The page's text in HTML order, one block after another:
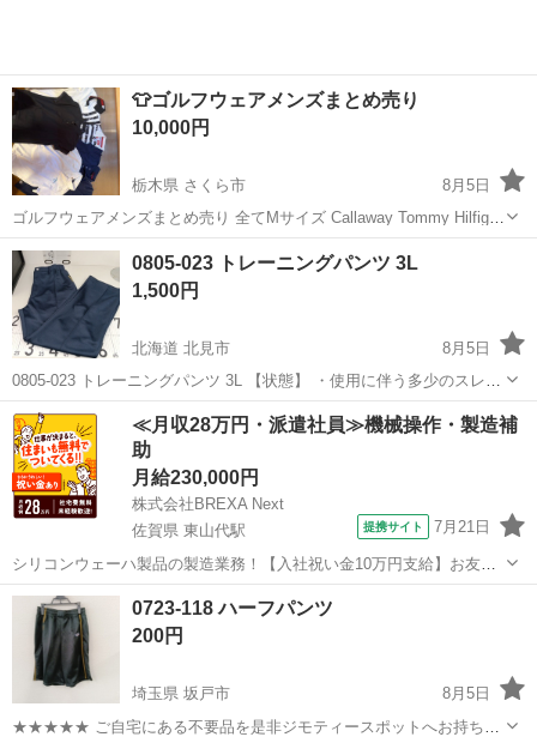
👕ゴルフウェアメンズまとめ売り
10,000円
栃木県 さくら市
8月5日
ゴルフウェアメンズまとめ売り 全てMサイズ Callaway Tommy Hilfiger
New Balance le coq sportif などのブランド品になります もしバラで購
入希望の場合は対応します
栃木 さくら市 スポーツウェア
0805-023 トレーニングパンツ 3L
1,500円
北海道 北見市
8月5日
0805-023 トレーニングパンツ 3L 【状態】 ・使用に伴う多少のスレ、
キズ、落としきれない汚れなどございます ・詳細は現地でご確認くだ
さい ・お値引きは出来かねますのでご了承願います ※中古品のため...
北海道 北見市 スポーツウェア 現地
≪月収28万円・派遣社員≫機械操作・製造補
助
月給230,000円
株式会社BREXA Next
佐賀県 東山代駅
提携サイト 7月21日
シリコンウェーハ製品の製造業務！【入社祝い金10万円支給】お友達
やカップルとの応募OK◎年間休日129日＆休出なしでプライベート充
実♪業務はクリーンルームで快適作業◎自社正社員登用制度あり★1食
300円～の格安食堂あり！《佐...
佐賀 伊万里市 その他
0723-118 ハーフパンツ
200円
埼玉県 坂戸市
8月5日
★★★★★ ご自宅にある不要品を是非ジモティースポットへお持ち込